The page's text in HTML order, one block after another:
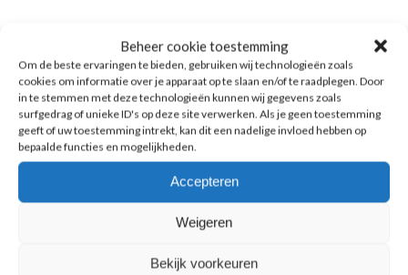
Beheer cookie toestemming
Om de beste ervaringen te bieden, gebruiken wij technologieën zoals
cookies om informatie over je apparaat op te slaan en/of te raadplegen. Door
in te stemmen met deze technologieën kunnen wij gegevens zoals
surfgedrag of unieke ID's op deze site verwerken. Als je geen toestemming
geeft of uw toestemming intrekt, kan dit een nadelige invloed hebben op
bepaalde functies en mogelijkheden.
Accepteren
Weigeren
Bekijk voorkeuren
TAGS: BINDWEEFSELMASSAGE,DEN BOSCH,HUIDVERBETERING,LPG
ENDERMOLIFT,MAREN KESSEL,OSS,PROLIFT
Misschien ook iets voor u
Vrouw, 61 jaar (3Care)